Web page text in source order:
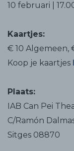
10 februari |
Kaartjes:
€ 10 Algemeen,
Koop je kaartjes
Plaats:
IAB Can Pei
C/Ramón
Sitges 08870